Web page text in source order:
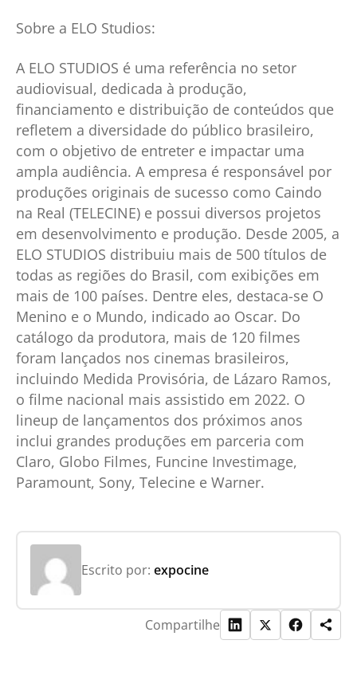
Sobre a ELO Studios:
A ELO STUDIOS é uma referência no setor
audiovisual, dedicada à produção,
financiamento e distribuição de conteúdos que
refletem a diversidade do público brasileiro,
com o objetivo de entreter e impactar uma
ampla audiência. A empresa é responsável por
produções originais de sucesso como Caindo
na Real (TELECINE) e possui diversos projetos
em desenvolvimento e produção. Desde 2005, a
ELO STUDIOS distribuiu mais de 500 títulos de
todas as regiões do Brasil, com exibições em
mais de 100 países. Dentre eles, destaca-se O
Menino e o Mundo, indicado ao Oscar. Do
catálogo da produtora, mais de 120 filmes
foram lançados nos cinemas brasileiros,
incluindo Medida Provisória, de Lázaro Ramos,
o filme nacional mais assistido em 2022. O
lineup de lançamentos dos próximos anos
inclui grandes produções em parceria com
Claro, Globo Filmes, Funcine Investimage,
Paramount, Sony, Telecine e Warner.
Escrito por: expocine
Compartilhe